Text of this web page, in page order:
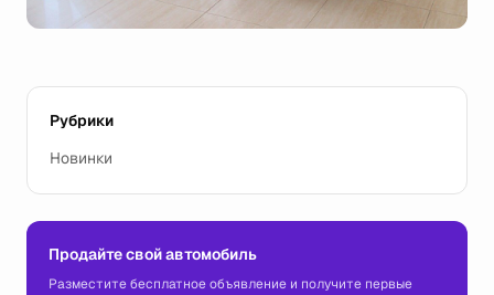
Рубрики
Новинки
Продайте свой автомобиль
Разместите бесплатное объявление и получите первые